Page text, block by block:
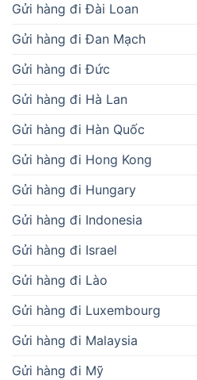
Gửi hàng đi Đài Loan
Gửi hàng đi Đan Mạch
Gửi hàng đi Đức
Gửi hàng đi Hà Lan
Gửi hàng đi Hàn Quốc
Gửi hàng đi Hong Kong
Gửi hàng đi Hungary
Gửi hàng đi Indonesia
Gửi hàng đi Israel
Gửi hàng đi Lào
Gửi hàng đi Luxembourg
Gửi hàng đi Malaysia
Gửi hàng đi Mỹ